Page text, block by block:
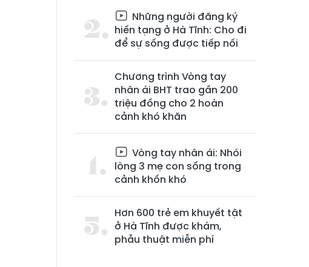
Những người đăng ký
hiến tạng ở Hà Tĩnh: Cho đi
để sự sống được tiếp nối
Chương trình Vòng tay
nhân ái BHT trao gần 200
triệu đồng cho 2 hoàn
cảnh khó khăn
Vòng tay nhân ái: Nhói
lòng 3 mẹ con sống trong
cảnh khốn khó
Hơn 600 trẻ em khuyết tật
ở Hà Tĩnh được khám,
phẫu thuật miễn phí